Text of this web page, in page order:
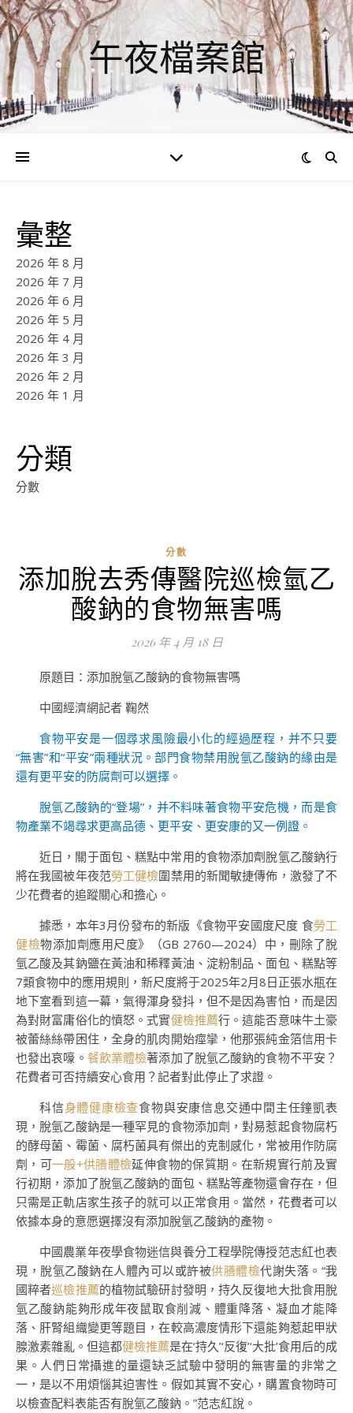
午夜檔案館
彙整
2026 年 8 月
2026 年 7 月
2026 年 6 月
2026 年 5 月
2026 年 4 月
2026 年 3 月
2026 年 2 月
2026 年 1 月
分類
分數
分數
添加脫去秀傳醫院巡檢氫乙
酸鈉的食物無害嗎
2026 年 4 月 18 日
原題目：添加脫氫乙酸鈉的食物無害嗎
中國經濟網記者 鞠然
食物平安是一個尋求風險最小化的經過歷程，并不只要
“無害”和“平安”兩種狀況。部門食物禁用脫氫乙酸鈉的緣由是
還有更平安的防腐劑可以選擇。
脫氫乙酸鈉的“登場”，并不料味著食物平安危機，而是食
物產業不竭尋求更高品德、更平安、更安康的又一例證。
近日，關于面包、糕點中常用的食物添加劑脫氫乙酸鈉行
將在我國被年夜范勞工健檢圍禁用的新聞敏捷傳佈，激發了不
少花費者的追蹤關心和擔心。
據悉，本年3月份發布的新版《食物平安國度尺度 食勞工
健檢物添加劑應用尺度》（GB 2760—2024）中，刪除了脫
氫乙酸及其鈉鹽在黃油和稀釋黃油、淀粉制品、面包、糕點等
7類食物中的應用規則，新尺度將于2025年2月8日正張水瓶在
地下室看到這一幕，氣得渾身發抖，但不是因為害怕，而是因
為對財富庸俗化的憤怒。式實健檢推薦行。這能否意味牛土豪
被蕾絲絲帶困住，全身的肌肉開始痙攣，他那張純金箔信用卡
也發出哀嚎。 餐飲業體檢著添加了脫氫乙酸鈉的食物不平安？
花費者可否持續安心食用？記者對此停止了求證。
科信身體健康檢查食物與安康信息交通中間主任鐘凱表
現，脫氫乙酸鈉是一種罕見的食物添加劑，對易惹起食物腐朽
的酵母菌、霉菌、腐朽菌具有傑出的克制感化，常被用作防腐
劑，可一般+供膳體檢延伸食物的保質期。在新規實行前及實
行初期，添加了脫氫乙酸鈉的面包、糕點等產物還會存在，但
只需是正軌店家生孩子的就可以正常食用。當然，花費者可以
依據本身的意愿選擇沒有添加脫氫乙酸鈉的產物。
中國農業年夜學食物迷信與養分工程學院傳授范志紅也表
現，脫氫乙酸鈉在人體內可以或許被供膳體檢代謝失落。“我
國粹者巡檢推薦的植物試驗研討發明，持久反復地大批食用脫
氫乙酸鈉能夠形成年夜鼠取食削減、體重降落、凝血才能降
落、肝腎組織變更等題目，在較高濃度情形下還能夠惹起甲狀
腺激素雜亂。但這都健檢推薦是在‘持久’‘反復’‘大批’食用后的成
果。人們日常攝進的量還缺乏試驗中發明的無害量的非常之
一，是以不用煩惱其迫害性。假如其實不安心，購置食物時可
以檢查配料表能否有脫氫乙酸鈉。”范志紅說。